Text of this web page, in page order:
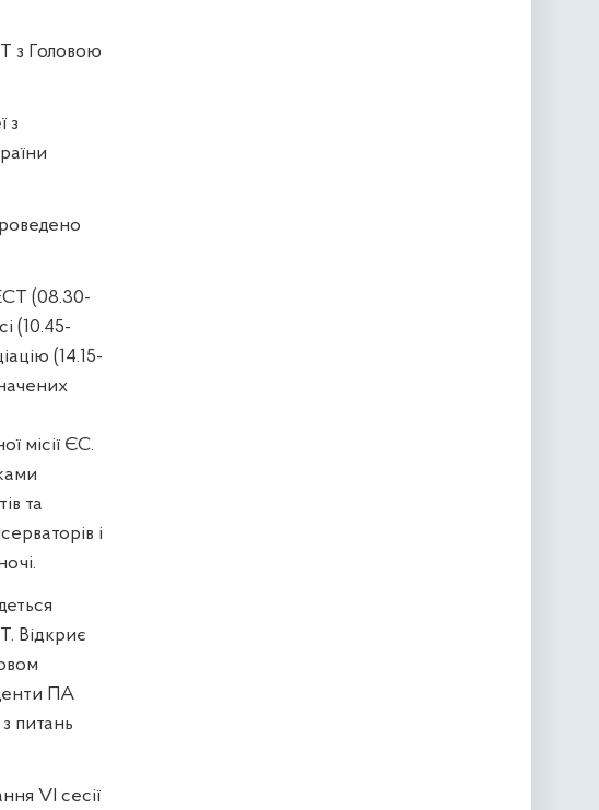
з Головою
з
(08.30-
(10.45-
(14.15-
місії ЄС.
та
і
Відкриє
ПА
питань
VI сесії